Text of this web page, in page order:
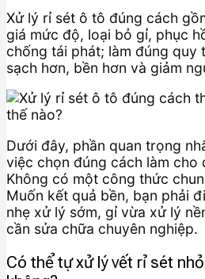
Xử lý rỉ sét ô tô đúng cách
giá mức độ, loại bỏ gỉ, phục
chống tái phát; làm đúng quy
sạch hơn, bền hơn và giảm
Dưới đây, phần quan trọng
việc chọn đúng cách làm cho
Không có một công thức
Muốn kết quả bền, bạn phải
nhẹ xử lý sớm, gỉ vừa xử lý
cần sửa chữa chuyên nghiệp.
Có thể tự xử lý vết rỉ sét